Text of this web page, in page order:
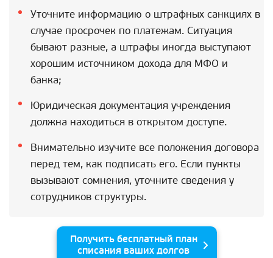
Уточните информацию о штрафных санкциях в
случае просрочек по платежам. Ситуация
бывают разные, а штрафы иногда выступают
хорошим источником дохода для МФО и
банка;
Юридическая документация учреждения
должна находиться в открытом доступе.
Внимательно изучите все положения договора
перед тем, как подписать его. Если пункты
вызывают сомнения, уточните сведения у
сотрудников структуры.
Получить бесплатный план
списания ваших долгов